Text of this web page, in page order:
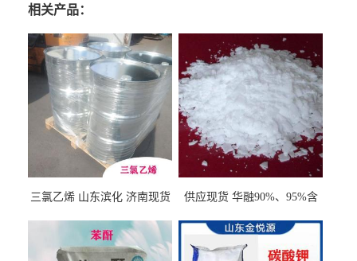
相关产品：
三氯乙烯 山东滨化 济南现货
供应现货 华融90%、95%含